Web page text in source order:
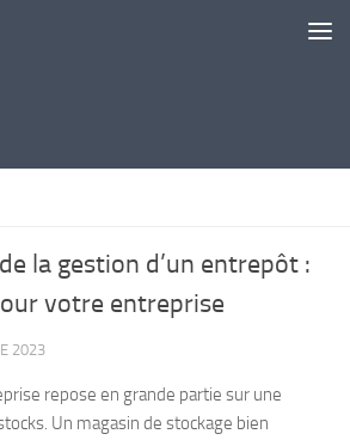
la gestion d’un entrepôt :
votre entreprise
2023
repose en grande partie sur une
Un magasin de stockage bien